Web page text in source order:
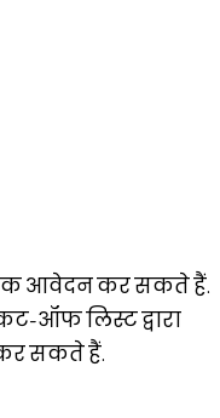
तक आवेदन कर सकते हैं.
ऑफ लिस्ट द्वारा
कर सकते हैं.